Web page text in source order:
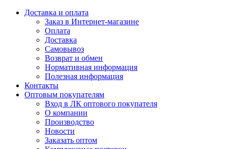
Доставка и оплата
Заказ в Интернет-магазине
Оплата
Доставка
Самовывоз
Возврат и обмен
Нормативная информация
Полезная информация
Контакты
Оптовым покупателям
Вход в ЛК оптового покупателя
О компании
Производство
Новости
Заказать оптом